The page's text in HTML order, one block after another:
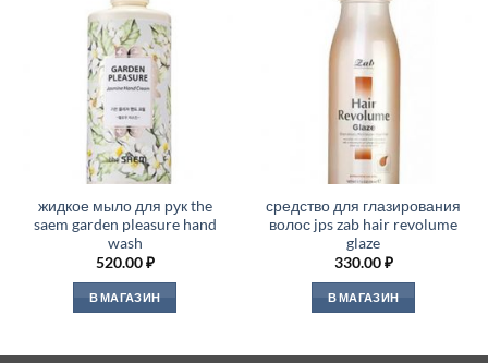
жидкое мыло для рук the
saem garden pleasure hand
wash
520.00₽
В МАГАЗИН
средство для глазирования
волос jps zab hair revolume
glaze
330.00₽
В МАГАЗИН